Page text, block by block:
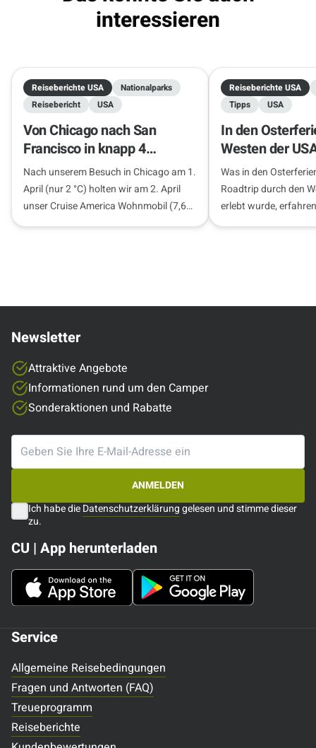
interessieren
Reiseberichte USA
Nationalparks
Reisebericht
USA
Von Chicago nach San
Francisco in knapp 4
Wochen
Nach unserem Besuch in Chicago am 1.
April (nur 2 °C) holten wir am 2. April
unser Cruise America Wohnmobil (7,6
m) ab. Ein brandneues Wohnmobil mit
Reiseberichte USA
Tipps
USA
In den
Westen der
Was in den
Roadtrip durch den
erlebt wurde,
Reisebericht.
Service
Allgemeine Reisebedingungen
Fragen und Antworten (FAQ)
Treueprogramm
Reiseberichte
Newsletter
Attraktive Angebote
Informationen rund um den Camper
Sonderaktionen und Rabatte
ANMELDEN
Ich habe dieDatenschutzerklärunggelesen und stimme dieser
zu.
CU | App herunterladen